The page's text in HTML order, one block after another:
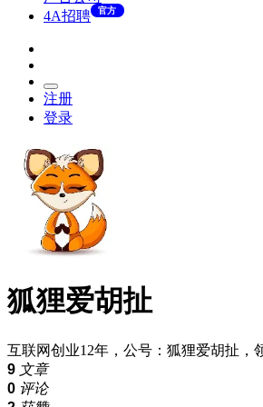
4A招聘
官方
注册
登录
狐狸爱胡扯
互联网创业12年，公号：狐狸爱胡扯，
9 文章
0 评论